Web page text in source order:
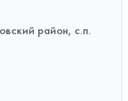
район, с.п.